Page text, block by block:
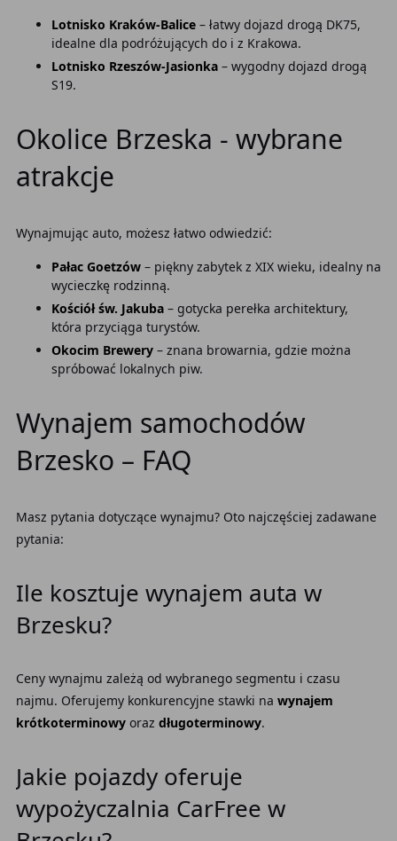
Lotnisko Kraków-Balice– łatwy dojazd drogą DK75,
idealne dla podróżujących do i z Krakowa.
Lotnisko Rzeszów-Jasionka– wygodny dojazd drogą
S19.
Okolice Brzeska - wybrane
atrakcje
Wynajmując auto, możesz łatwo odwiedzić:
Pałac Goetzów– piękny zabytek z XIX wieku, idealny na
wycieczkę rodzinną.
Kościół św. Jakuba– gotycka perełka architektury,
która przyciąga turystów.
Okocim Brewery– znana browarnia, gdzie można
spróbować lokalnych piw.
Wynajem samochodów
Brzesko – FAQ
Masz pytania dotyczące wynajmu? Oto najczęściej zadawane
pytania:
Ile kosztuje wynajem auta w
Brzesku?
Ceny wynajmu zależą od wybranego segmentu i czasu
najmu. Oferujemy konkurencyjne stawki na wynajem
krótkoterminowyoraz długoterminowy.
Jakie pojazdy oferuje
wypożyczalnia CarFree w